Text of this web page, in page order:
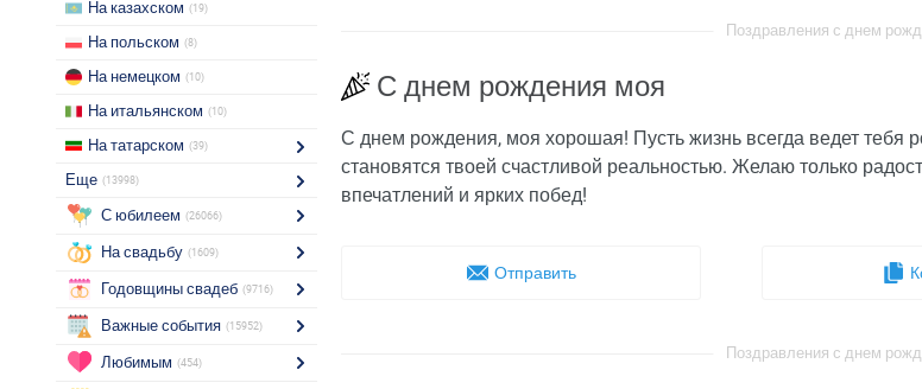
На казахском (19)
На польском (8)
На немецком (10)
На итальянском (10)
На татарском (39)
Еще (13998)
С юбилеем (26066)
На свадьбу (1609)
Годовщины свадеб (9716)
Важные события (15952)
Любимым (454)
Поздравления с днем
С днем рождения моя
С днем рождения, моя хорошая! Пусть жизнь всегда ведет тебя
становятся твоей счастливой реальностью. Желаю только
впечатлений и ярких побед!
Отправить
Поздравления с днем